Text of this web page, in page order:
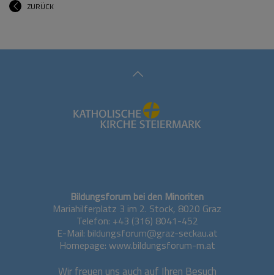
ZURÜCK
Bildungsforum bei den Minoriten
Mariahilferplatz 3 im 2. Stock, 8020 Graz
Telefon: +43 (316) 8041-452
E-Mail: bildungsforum@graz-seckau.at
Homepage: www.bildungsforum-m.at
Wir freuen uns auch auf Ihren Besuch